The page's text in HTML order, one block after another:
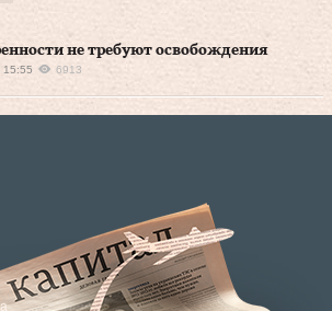
не требуют освобождения
15:55 6913